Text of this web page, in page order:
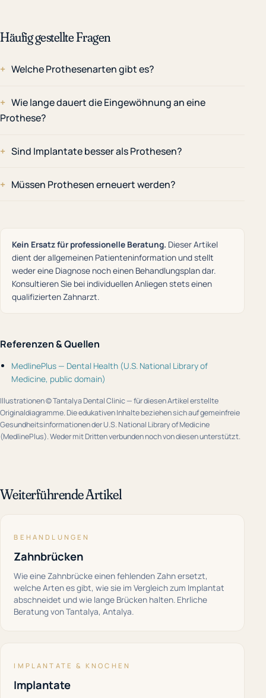
Häufig gestellte Fragen
Welche Prothesenarten gibt es?
Wie lange dauert die Eingewöhnung an eine
Prothese?
Sind Implantate besser als Prothesen?
Müssen Prothesen erneuert werden?
Kein Ersatz für professionelle Beratung. Dieser Artikel
dient der allgemeinen Patienteninformation und stellt
weder eine Diagnose noch einen Behandlungsplan dar.
Konsultieren Sie bei individuellen Anliegen stets einen
qualifizierten Zahnarzt.
Referenzen & Quellen
MedlinePlus — Dental Health (U.S. National Library of
Medicine, public domain)
Illustrationen © Tantalya Dental Clinic — für diesen Artikel erstellte
Originaldiagramme. Die edukativen Inhalte beziehen sich auf gemeinfreie
Gesundheitsinformationen der U.S. National Library of Medicine
(MedlinePlus). Weder mit Dritten verbunden noch von diesen unterstützt.
Weiterführende Artikel
BEHANDLUNGEN
Zahnbrücken
Wie eine Zahnbrücke einen fehlenden Zahn ersetzt,
welche Arten es gibt, wie sie im Vergleich zum Implantat
abschneidet und wie lange Brücken halten. Ehrliche
Beratung von Tantalya, Antalya.
IMPLANTATE & KNOCHEN
Implantate